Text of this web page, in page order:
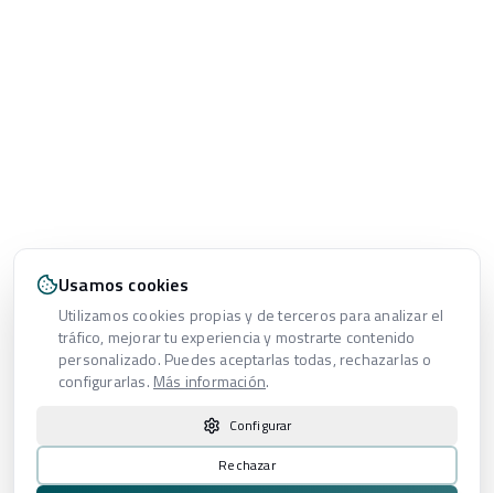
Usamos cookies
Utilizamos cookies propias y de terceros para analizar el
tráfico, mejorar tu experiencia y mostrarte contenido
personalizado. Puedes aceptarlas todas, rechazarlas o
configurarlas. Más información.
Configurar
Rechazar